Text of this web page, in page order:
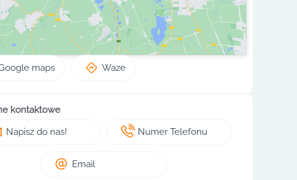
maps Waze
kontaktowe
Napisz do nas!
Numer Telefonu
Email